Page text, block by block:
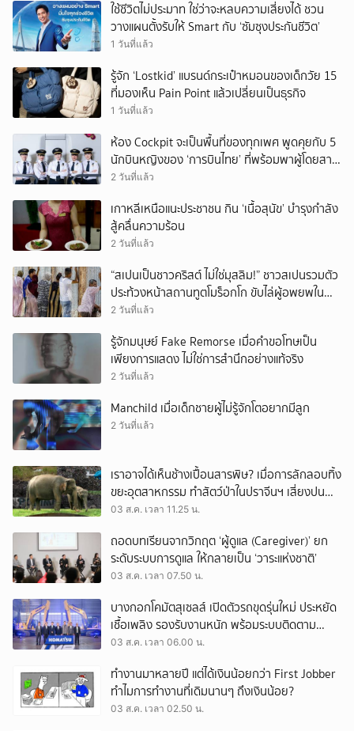
ใช้ชีวิตไม่ประมาท ใช่ว่าจะหลบความเสี่ยงได้ ชวน
วางแผนตั้งรับให้ Smart กับ ‘ซัมซุงประกันชีวิต’
1 วันที่แล้ว
รู้จัก ‘Lostkid’ แบรนด์กระเป๋าหมอนของเด็กวัย 15
ที่มองเห็น Pain Point แล้วเปลี่ยนเป็นธุรกิจ
1 วันที่แล้ว
ห้อง Cockpit จะเป็นพื้นที่ของทุกเพศ พูดคุยกับ 5
นักบินหญิงของ ‘การบินไทย’ ที่พร้อมพาผู้โดยสาร
บินไปทั่วโลก
2 วันที่แล้ว
เกาหลีเหนือแนะประชาชน กิน ‘เนื้อสุนัข’ บำรุงกำลัง
สู้คลื่นความร้อน
2 วันที่แล้ว
“สเปนเป็นชาวคริสต์ ไม่ใช่มุสลิม!” ชาวสเปนรวมตัว
ประท้วงหน้าสถานทูตโมร็อกโก ขับไล่ผู้อพยพใน
เมืองเซวตาออกนอกประเทศ
2 วันที่แล้ว
รู้จักมนุษย์ Fake Remorse เมื่อคำขอโทษเป็น
เพียงการแสดง ไม่ใช่การสำนึกอย่างแท้จริง
2 วันที่แล้ว
Manchild เมื่อเด็กชายผู้ไม่รู้จักโตอยากมีลูก
2 วันที่แล้ว
เราอาจได้เห็นช้างเปื้อนสารพิษ? เมื่อการลักลอบทิ้ง
ขยะอุตสาหกรรม ทำสัตว์ป่าในปราจีนฯ เสี่ยงปน
เปื้อน
03 ส.ค. เวลา 11.25 น.
ถอดบทเรียนจากวิกฤต ‘ผู้ดูแล (Caregiver)’ ยก
ระดับระบบการดูแล ให้กลายเป็น ‘วาระแห่งชาติ’
03 ส.ค. เวลา 07.50 น.
บางกอกโคมัตสุเซลส์ เปิดตัวรถขุดรุ่นใหม่ ประหยัด
เชื้อเพลิง รองรับงานหนัก พร้อมระบบติดตาม
เครื่องจักรผ่านดาวเทียม
03 ส.ค. เวลา 06.00 น.
ทำงานมาหลายปี แต่ได้เงินน้อยกว่า First Jobber
ทำไมการทำงานที่เดิมนานๆ ถึงเงินน้อย?
03 ส.ค. เวลา 02.50 น.